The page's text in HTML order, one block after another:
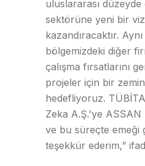
uluslararası
sektörüne yeni bir
kazandıracaktır.
bölgemizdeki diğer
çalışma fırsatlarını
projeler için bir
hedefliyoruz.
Zeka A.Ş.'ye
ve bu süreçte emeği
teşekkür ederim,”